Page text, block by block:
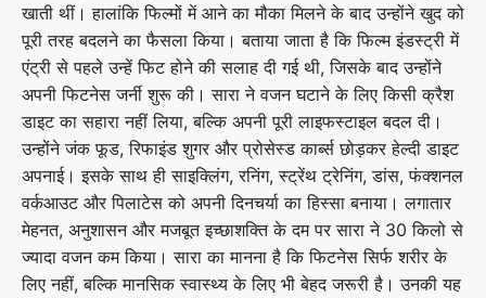
खाती थीं। हालांकि फिल्मों में आने का मौका मिलने के बाद उन्होंने खुद को
पूरी तरह बदलने का फैसला किया। बताया जाता है कि फिल्म इंडस्ट्री में
एंट्री से पहले उन्हें फिट होने की सलाह दी गई थी, जिसके बाद उन्होंने
अपनी फिटनेस जर्नी शुरू की। सारा ने वजन घटाने के लिए किसी क्रैश
डाइट का सहारा नहीं लिया, बल्कि अपनी पूरी लाइफस्टाइल बदल दी।
उन्होंने जंक फूड, रिफाइंड शुगर और प्रोसेस्ड कार्ब्स छोड़कर हेल्दी डाइट
अपनाई। इसके साथ ही साइक्लिंग, रनिंग, स्ट्रेंथ ट्रेनिंग, डांस, फंक्शनल
वर्कआउट और पिलाटेस को अपनी दिनचर्या का हिस्सा बनाया। लगातार
मेहनत, अनुशासन और मजबूत इच्छाशक्ति के दम पर सारा ने 30 किलो से
ज्यादा वजन कम किया। सारा का मानना है कि फिटनेस सिर्फ शरीर के
लिए नहीं, बल्कि मानसिक स्वास्थ्य के लिए भी बेहद जरूरी है। उनकी यह